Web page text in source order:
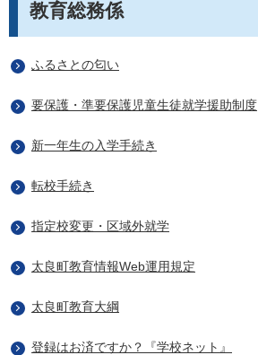
教育総務係
ふるさとの匂い
要保護・準要保護児童生徒就学援助制度
新一年生の入学手続き
転校手続き
指定校変更・区域外就学
太良町教育情報Web運用規定
太良町教育大綱
登録はお済ですか？『学校ネット』